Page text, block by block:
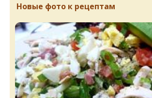
Новые фото к рецептам